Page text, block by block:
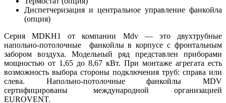
Диспетчеризация и центральное управление фанкойла
(опция)
Серия MDKH1 от компании Mdv — это двухтрубные
напольно-потолочные фанкойлы в корпусе с фронтальным
забором воздуха. Модельный ряд представлен приборами
мощностью от 1,65 до 8,67 кВт. При монтаже агрегата есть
возможность выбора стороны подключения труб: справа или
слева. Напольно-потолочные фанкойлы MDV
сертифицированы международной организацией
EUROVENT.